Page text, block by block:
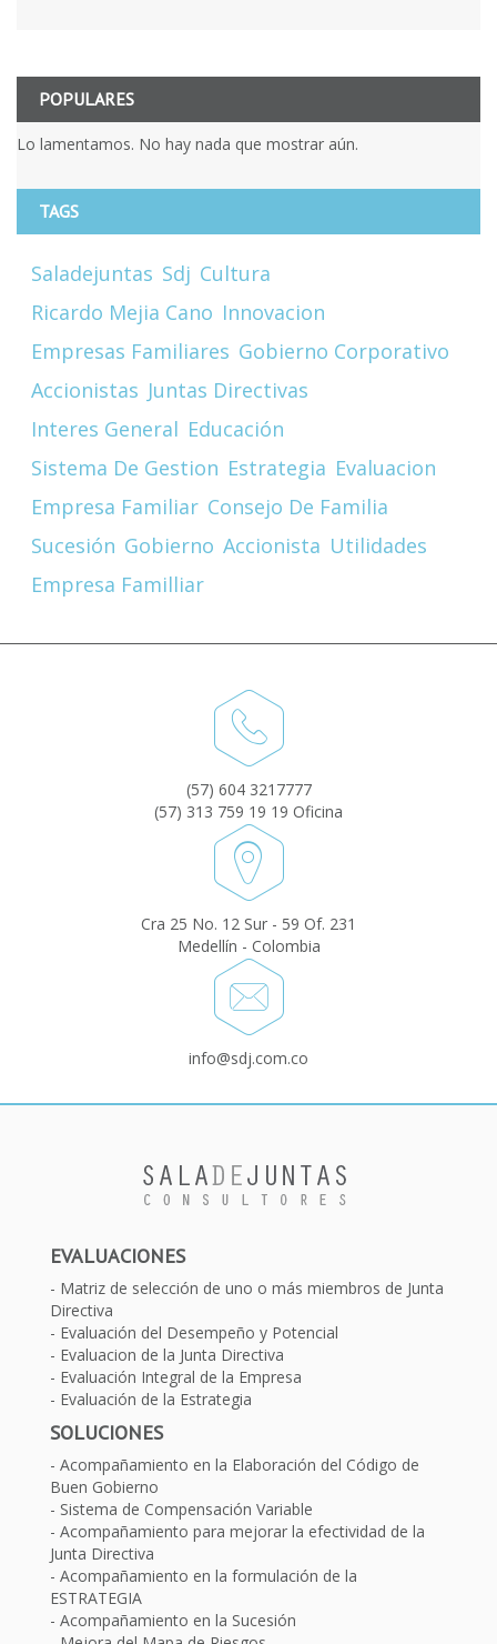
POPULARES
Lo lamentamos. No hay nada que mostrar aún.
TAGS
Saladejuntas Sdj Cultura
Ricardo Mejia Cano Innovacion
Empresas Familiares Gobierno Corporativo
Accionistas Juntas Directivas
Interes General Educación
Sistema De Gestion Estrategia Evaluacion
Empresa Familiar Consejo De Familia
Sucesión Gobierno Accionista Utilidades
Empresa Familliar
(57) 604 3217777
(57) 313 759 19 19 Oficina
Cra 25 No. 12 Sur - 59 Of. 231
Medellín - Colombia
info@sdj.com.co
EVALUACIONES
Matriz de selección de uno o más miembros de Junta
Directiva
Evaluación del Desempeño y Potencial
Evaluacion de la Junta Directiva
Evaluación Integral de la Empresa
Evaluación de la Estrategia
SOLUCIONES
Acompañamiento en la Elaboración del Código de
Buen Gobierno
Sistema de Compensación Variable
Acompañamiento para mejorar la efectividad de la
Junta Directiva
Acompañamiento en la formulación de la
ESTRATEGIA
Acompañamiento en la Sucesión